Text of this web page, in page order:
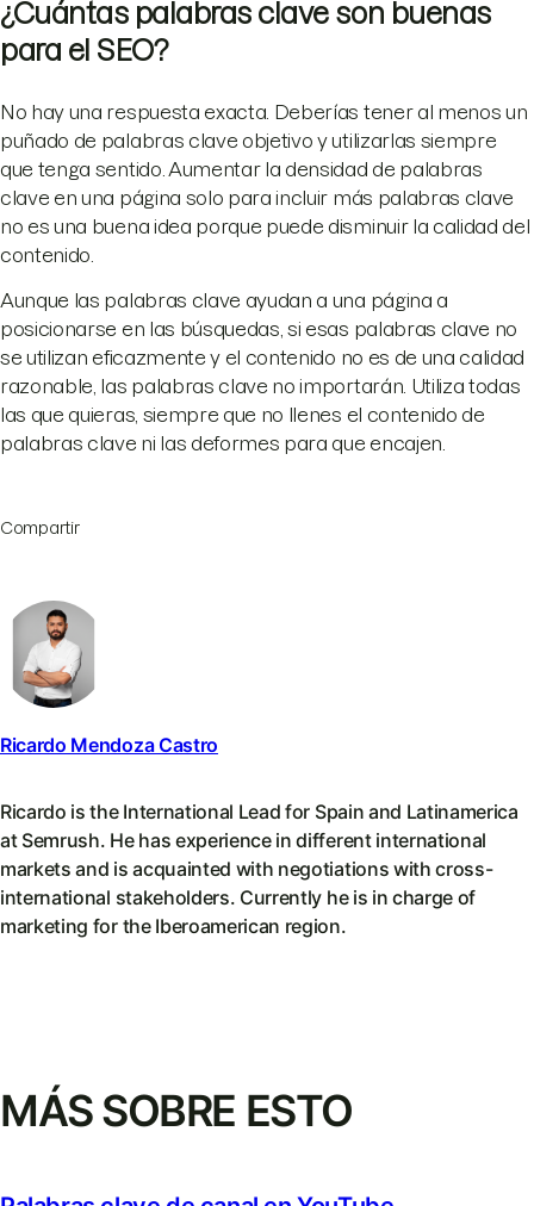
¿Cuántas palabras clave son buenas
para el SEO?
No hay una respuesta exacta. Deberías tener al menos un
puñado de palabras clave objetivo y utilizarlas siempre
que tenga sentido. Aumentar la densidad de palabras
clave en una página solo para incluir más palabras clave
no es una buena idea porque puede disminuir la calidad del
contenido.
Aunque las palabras clave ayudan a una página a
posicionarse en las búsquedas, si esas palabras clave no
se utilizan eficazmente y el contenido no es de una calidad
razonable, las palabras clave no importarán. Utiliza todas
las que quieras, siempre que no llenes el contenido de
palabras clave ni las deformes para que encajen.
Compartir
Ricardo Mendoza Castro
Ricardo is the International Lead for Spain and Latinamerica
at Semrush. He has experience in different international
markets and is acquainted with negotiations with cross-
international stakeholders. Currently he is in charge of
marketing for the Iberoamerican region.
MÁS SOBRE ESTO